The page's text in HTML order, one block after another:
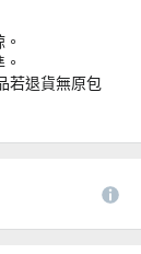
若退貨無原包